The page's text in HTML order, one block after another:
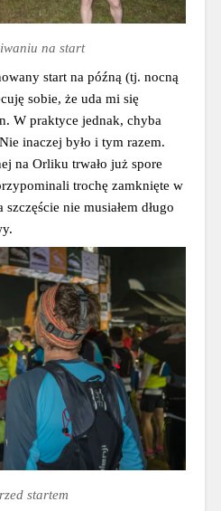
na start
start na późną (tj. nocną
sobie, że uda mi się
W praktyce jednak, chyba
inaczej było i tym razem.
na Orliku trwało już spore
trochę zamknięte w
nie musiałem długo
startem